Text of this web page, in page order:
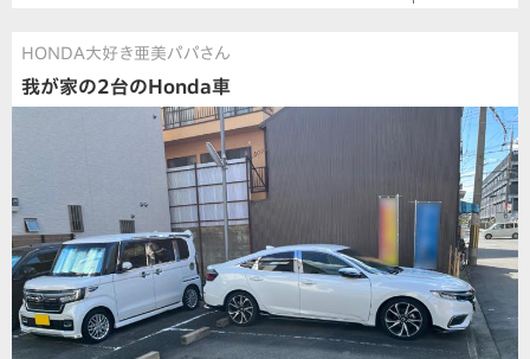
HONDA大好き亜美パパさん
我が家の2台のHonda車